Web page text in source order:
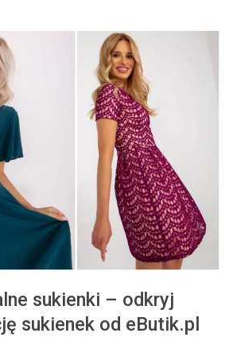
sukienki – odkryj
sukienek od eButik.pl